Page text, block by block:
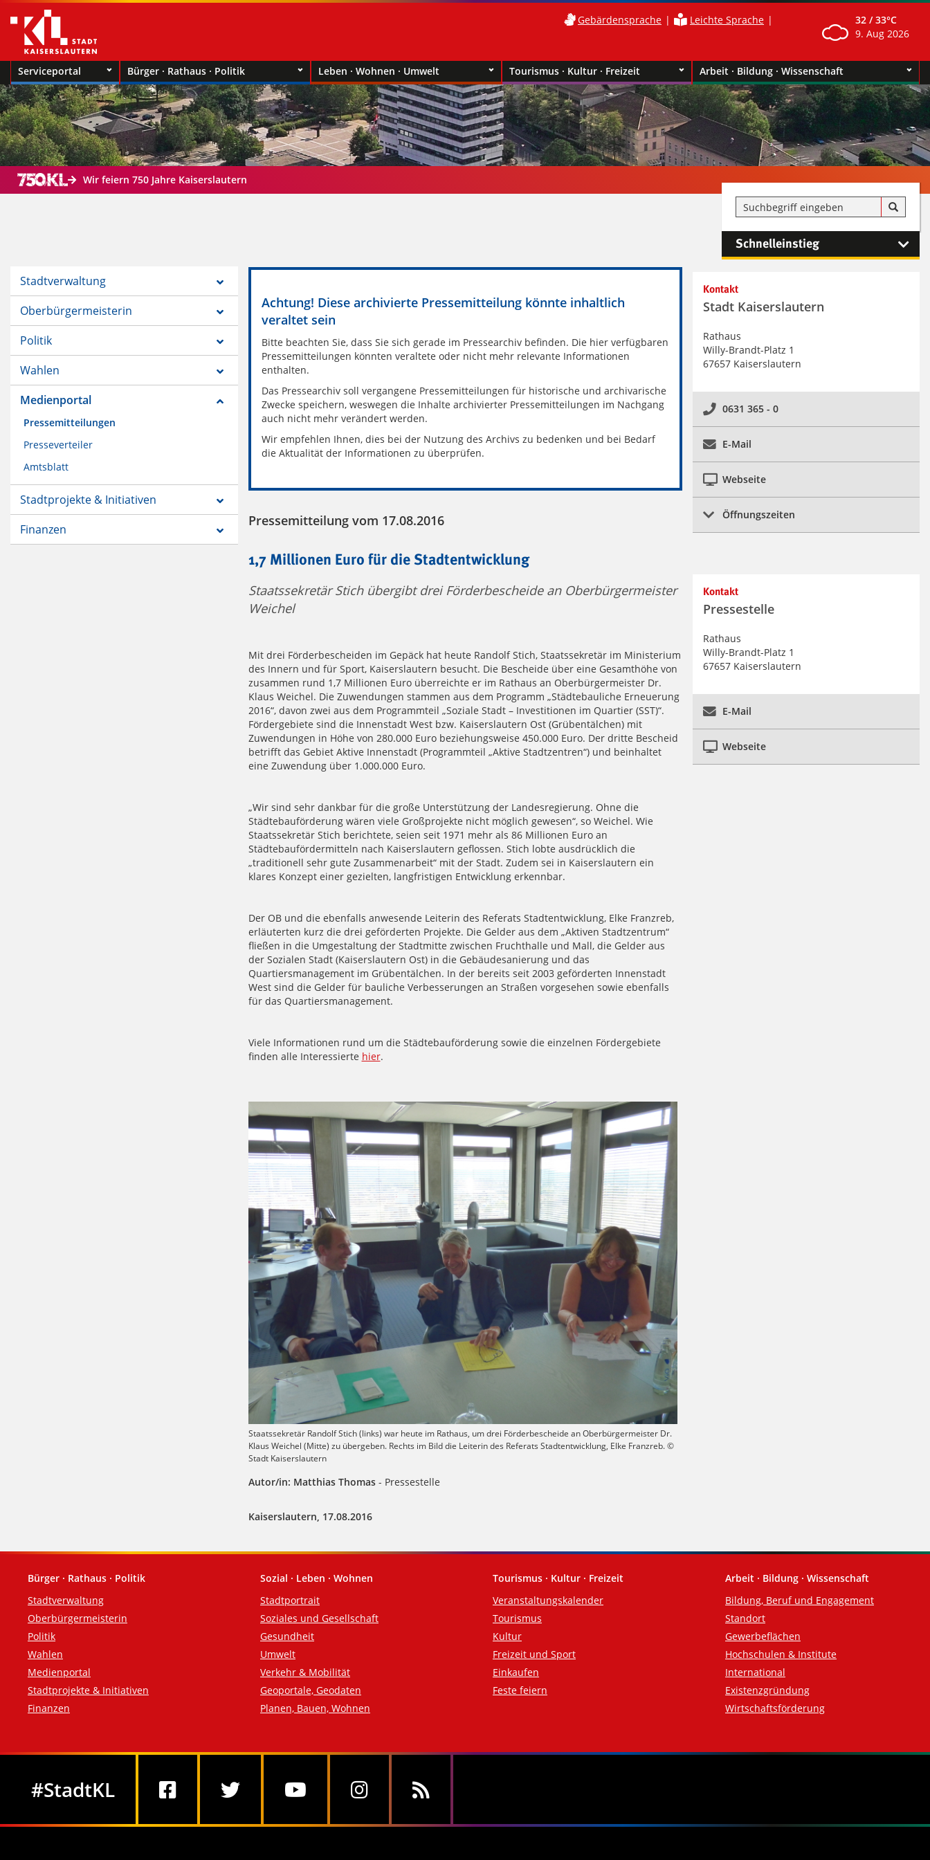
Gebärdensprache Leichte Sprache 32 / 33°C
9. Aug 2026
Serviceportal Bürger · Rathaus · Politik Leben · Wohnen · Umwelt Tourismus · Kultur · Freizeit Arbeit · Bildung · Wissenschaft
Wir feiern 750 Jahre Kaiserslautern
Schnelleinstieg
Stadtverwaltung
Oberbürgermeisterin
Politik
Wahlen
Medienportal
Pressemitteilungen
Presseverteiler
Amtsblatt
Stadtprojekte & Initiativen
Finanzen
Achtung! Diese archivierte Pressemitteilung könnte inhaltlich
veraltet sein
Bitte beachten Sie, dass Sie sich gerade im Pressearchiv befinden. Die hier verfügbaren
Pressemitteilungen könnten veraltete oder nicht mehr relevante Informationen
enthalten.
Das Pressearchiv soll vergangene Pressemitteilungen für historische und archivarische
Zwecke speichern, weswegen die Inhalte archivierter Pressemitteilungen im Nachgang
auch nicht mehr verändert werden.
Wir empfehlen Ihnen, dies bei der Nutzung des Archivs zu bedenken und bei Bedarf
die Aktualität der Informationen zu überprüfen.
Pressemitteilung vom 17.08.2016
1,7 Millionen Euro für die Stadtentwicklung
Staatssekretär Stich übergibt drei Förderbescheide an Oberbürgermeister
Weichel
Mit drei Förderbescheiden im Gepäck hat heute Randolf Stich, Staatssekretär im Ministerium
des Innern und für Sport, Kaiserslautern besucht. Die Bescheide über eine Gesamthöhe von
zusammen rund 1,7 Millionen Euro überreichte er im Rathaus an Oberbürgermeister Dr.
Klaus Weichel. Die Zuwendungen stammen aus dem Programm „Städtebauliche Erneuerung
2016“, davon zwei aus dem Programmteil „Soziale Stadt – Investitionen im Quartier (SST)“.
Fördergebiete sind die Innenstadt West bzw. Kaiserslautern Ost (Grübentälchen) mit
Zuwendungen in Höhe von 280.000 Euro beziehungsweise 450.000 Euro. Der dritte Bescheid
betrifft das Gebiet Aktive Innenstadt (Programmteil „Aktive Stadtzentren“) und beinhaltet
eine Zuwendung über 1.000.000 Euro.
„Wir sind sehr dankbar für die große Unterstützung der Landesregierung. Ohne die
Städtebauförderung wären viele Großprojekte nicht möglich gewesen“, so Weichel. Wie
Staatssekretär Stich berichtete, seien seit 1971 mehr als 86 Millionen Euro an
Städtebaufördermitteln nach Kaiserslautern geflossen. Stich lobte ausdrücklich die
„traditionell sehr gute Zusammenarbeit“ mit der Stadt. Zudem sei in Kaiserslautern ein
klares Konzept einer gezielten, langfristigen Entwicklung erkennbar.
Der OB und die ebenfalls anwesende Leiterin des Referats Stadtentwicklung, Elke Franzreb,
erläuterten kurz die drei geförderten Projekte. Die Gelder aus dem „Aktiven Stadtzentrum“
fließen in die Umgestaltung der Stadtmitte zwischen Fruchthalle und Mall, die Gelder aus
der Sozialen Stadt (Kaiserslautern Ost) in die Gebäudesanierung und das
Quartiersmanagement im Grübentälchen. In der bereits seit 2003 geförderten Innenstadt
West sind die Gelder für bauliche Verbesserungen an Straßen vorgesehen sowie ebenfalls
für das Quartiersmanagement.
Viele Informationen rund um die Städtebauförderung sowie die einzelnen Fördergebiete
finden alle Interessierte hier.
Staatssekretär Randolf Stich (links) war heute im Rathaus, um drei Förderbescheide an Oberbürgermeister Dr.
Klaus Weichel (Mitte) zu übergeben. Rechts im Bild die Leiterin des Referats Stadtentwicklung, Elke Franzreb. ©
Stadt Kaiserslautern
Autor/in: Matthias Thomas- Pressestelle
Kaiserslautern, 17.08.2016
Kontakt
Stadt Kaiserslautern
Rathaus
Willy-Brandt-Platz 1
67657 Kaiserslautern
0631 365 - 0
E-Mail
Webseite
Öffnungszeiten
Kontakt
Pressestelle
Rathaus
Willy-Brandt-Platz 1
67657 Kaiserslautern
E-Mail
Webseite
Fußzeile
Bürger · Rathaus · Politik
Stadtverwaltung
Oberbürgermeisterin
Politik
Wahlen
Medienportal
Stadtprojekte & Initiativen
Finanzen
Sozial · Leben · Wohnen
Stadtportrait
Soziales und Gesellschaft
Gesundheit
Umwelt
Verkehr & Mobilität
Geoportale, Geodaten
Planen, Bauen, Wohnen
Tourismus · Kultur · Freizeit
Veranstaltungskalender
Tourismus
Kultur
Freizeit und Sport
Einkaufen
Feste feiern
Arbeit · Bildung · Wissenschaft
Bildung, Beruf und Engagement
Standort
Gewerbeflächen
Hochschulen & Institute
International
Existenzgründung
Wirtschaftsförderung
#StadtKL